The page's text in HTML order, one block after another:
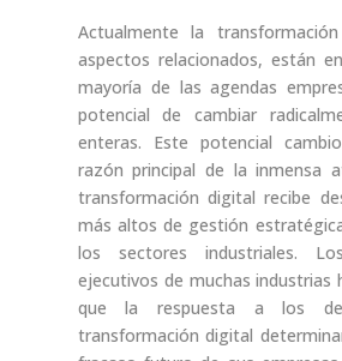
Actualmente la
aspectos relacionados, están
mayoría de las agendas
potencial de cambiar
enteras. Este potencial
razón principal de la inmensa
transformación digital recibe
más altos de gestión
los sectores industriales.
ejecutivos de muchas industrias
que la respuesta a los
transformación digital